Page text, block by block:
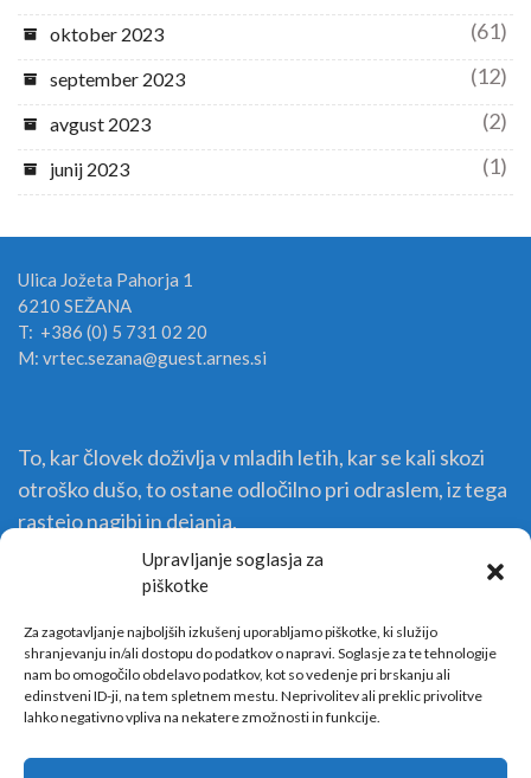
Upravljanje soglasja za
piškotke
Za zagotavljanje najboljših izkušenj uporabljamo piškotke, ki služijo
shranjevanju in/ali dostopu do podatkov o napravi. Soglasje za te tehnologije
nam bo omogočilo obdelavo podatkov, kot so vedenje pri brskanju ali
edinstveni ID-ji, na tem spletnem mestu. Neprivolitev ali preklic privolitve
lahko negativno vpliva na nekatere zmožnosti in funkcije.
oktober 2023 (61)
september 2023 (12)
avgust 2023 (2)
junij 2023 (1)
Ulica Jožeta Pahorja 1
6210 SEŽANA
T: +386 (0) 5 731 02 20
M: vrtec.sezana@guest.arnes.si
To, kar človek doživlja v mladih letih, kar se kali skozi
otroško dušo, to ostane odločilno pri odraslem, iz tega
rastejo nagibi in dejanja.